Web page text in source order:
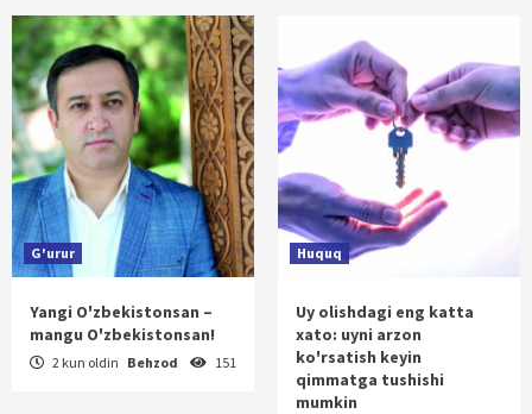
G'urur
Yangi O'zbekistonsan –
mangu O'zbekistonsan!
2 kun oldin Behzod 151
Huquq
Uy olishdagi eng katta
xato: uyni arzon
ko'rsatish keyin
qimmatga tushishi
mumkin